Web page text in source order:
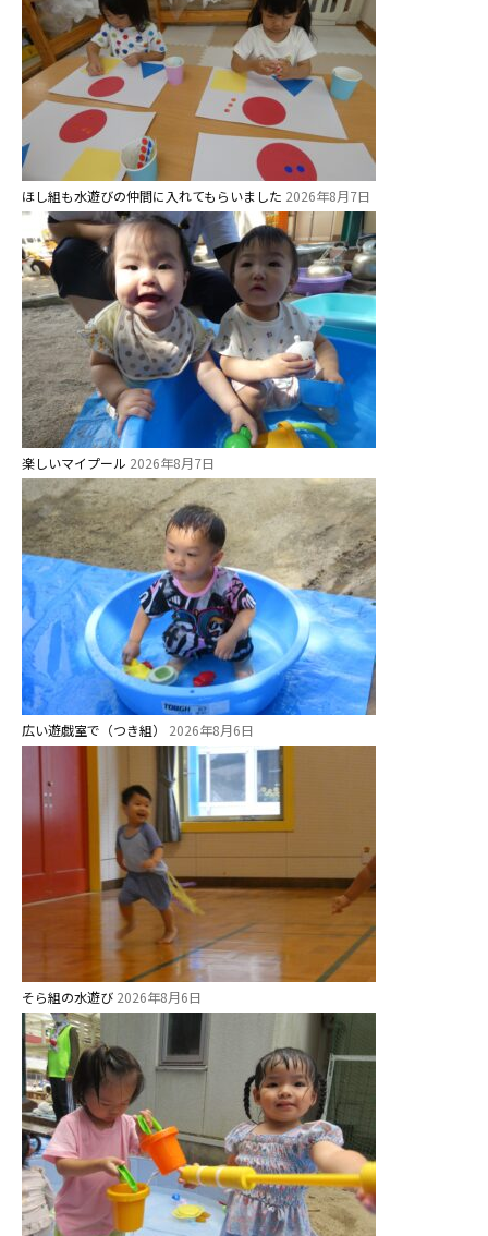
ほし組も水遊びの仲間に入れてもらいました 2026年8月7日
楽しいマイプール 2026年8月7日
広い遊戯室で（つき組） 2026年8月6日
そら組の水遊び 2026年8月6日
お知らせ
今日の幼稚園
園児募集要項
教職員募集
園のこと
園舎案内
安⼼・安全対策